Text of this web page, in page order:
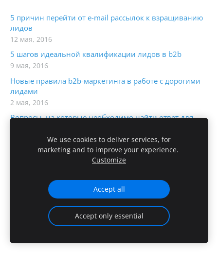
5 причин перейти от e-mail рассылок к взращиванию
лидов
12 мая, 2016
5 шагов идеальной квалификации лидов в b2b
9 мая, 2016
Новые правила b2b-маркетинга в работе с дорогими
лидами
2 мая, 2016
Вопросы, на которые необходимо найти ответ для
10 мар., 2015
Зачем маркетингу CRM? Или 8 шагов развития
Процесс корпоративных продаж или RTFM
Сравнение CRM-систем
We use cookies to deliver services, for
marketing and to improve your experience.
Customize
Accept all
Accept only essential